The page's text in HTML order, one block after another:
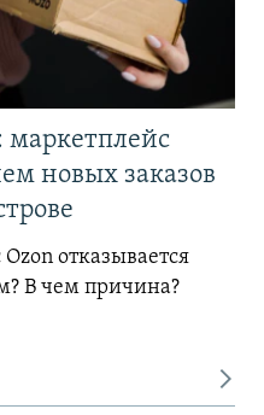
маркетплейс
новых заказов
отказывается
В чем причина?